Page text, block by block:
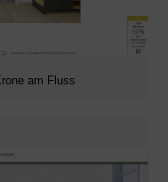
am Fluss